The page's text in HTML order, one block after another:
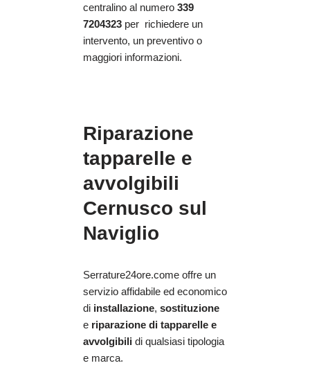
centralino al numero 339
7204323 per richiedere un
intervento, un preventivo o
maggiori informazioni.
Riparazione
tapparelle e
avvolgibili
Cernusco sul
Naviglio
Serrature24ore.come offre un
servizio affidabile ed economico
di installazione, sostituzione
e riparazione di tapparelle e
avvolgibili di qualsiasi tipologia
e marca.